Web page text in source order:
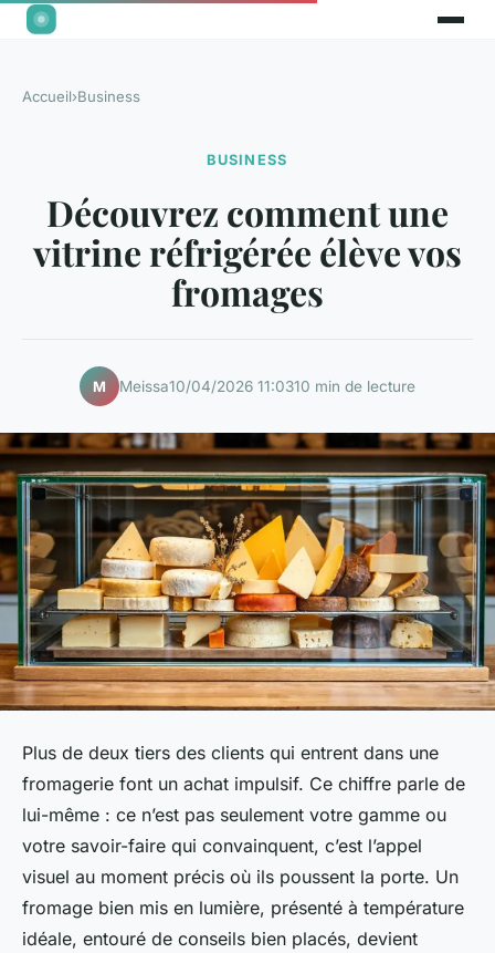
Accueil›Business
BUSINESS
Découvrez comment une
vitrine réfrigérée élève vos
fromages
M Meissa10/04/2026 11:0310 min de lecture
Plus de deux tiers des clients qui entrent dans une
fromagerie font un achat impulsif. Ce chiffre parle de
lui-même : ce n’est pas seulement votre gamme ou
votre savoir-faire qui convainquent, c’est l’appel
visuel au moment précis où ils poussent la porte. Un
fromage bien mis en lumière, présenté à température
idéale, entouré de conseils bien placés, devient